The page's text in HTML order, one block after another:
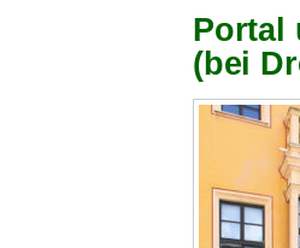
Portal
(bei